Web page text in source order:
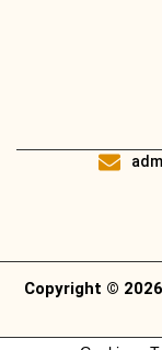
Copyright ©